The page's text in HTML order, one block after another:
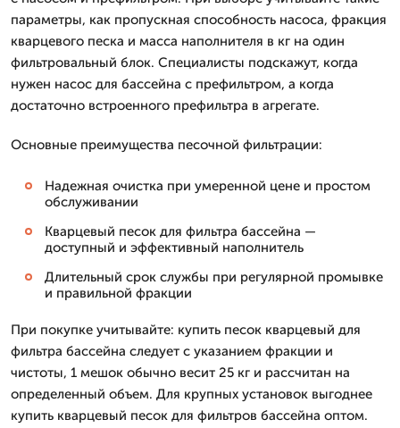
параметры, как пропускная способность насоса, фракция
кварцевого песка и масса наполнителя в кг на один
фильтровальный блок. Специалисты подскажут, когда
нужен насос для бассейна с префильтром, а когда
достаточно встроенного префильтра в агрегате.
Основные преимущества песочной фильтрации:
Надежная очистка при умеренной цене и простом
обслуживании
Кварцевый песок для фильтра бассейна —
доступный и эффективный наполнитель
Длительный срок службы при регулярной промывке
и правильной фракции
При покупке учитывайте: купить песок кварцевый для
фильтра бассейна следует с указанием фракции и
чистоты, 1 мешок обычно весит 25 кг и рассчитан на
определенный объем. Для крупных установок выгоднее
купить кварцевый песок для фильтров бассейна оптом.